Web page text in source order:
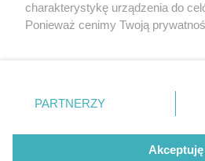
Reklama Tematy Archiwum
Strona korzysta z plików cookies w celu
wyrażasz zgodę na ich wykorzystanie.
charakterystykę urządzenia do
Ponieważ cenimy Twoją
znajdujący się w lewym dolnym
rodzaje przetwarzania danych nie
użytkownika, ale masz prawo
przetwarzaniu. Preferencje będą
PARTNERZY
Akceptuję